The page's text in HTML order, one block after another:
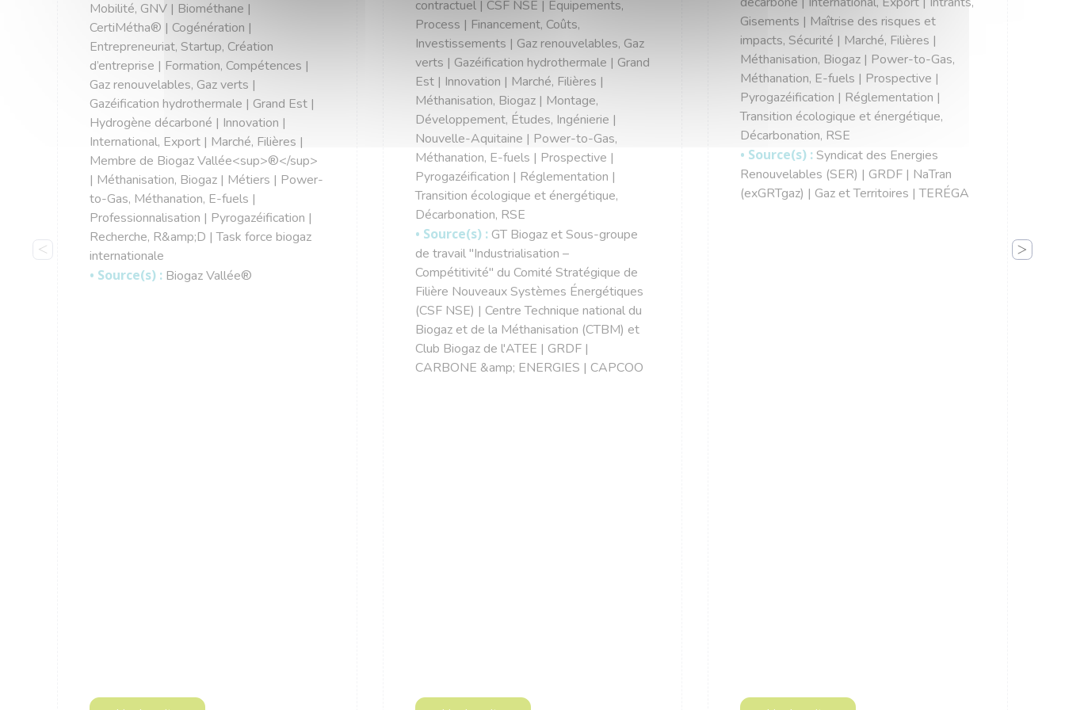
Mobilité, GNV | Biométhane |
CertiMétha® | Cogénération |
Entrepreneuriat, Startup, Création
d’entreprise | Formation, Compétences |
Gaz renouvelables, Gaz verts |
Gazéification hydrothermale | Grand Est |
Hydrogène décarboné | Innovation |
International, Export | Marché, Filières |
Membre de Biogaz Vallée<sup>®</sup>
| Méthanisation, Biogaz | Métiers | Power-
to-Gas, Méthanation, E-fuels |
Professionnalisation | Pyrogazéification |
Recherche, R&amp;D | Task force biogaz
internationale
• Source(s) : Biogaz Vallée®
contractuel | CSF NSE | Équipements,
Process | Financement, Coûts,
Investissements | Gaz renouvelables, Gaz
verts | Gazéification hydrothermale | Grand
Est | Innovation | Marché, Filières |
Méthanisation, Biogaz | Montage,
Développement, Études, Ingénierie |
Nouvelle-Aquitaine | Power-to-Gas,
Méthanation, E-fuels | Prospective |
Pyrogazéification | Réglementation |
Transition écologique et énergétique,
Décarbonation, RSE
• Source(s) : GT Biogaz et Sous-groupe
de travail "Industrialisation –
Compétitivité" du Comité Stratégique de
Filière Nouveaux Systèmes Énergétiques
(CSF NSE) | Centre Technique national du
Biogaz et de la Méthanisation (CTBM) et
Club Biogaz de l'ATEE | GRDF |
CARBONE &amp; ENERGIES | CAPCOO
Gisements | Maîtrise des risques et
impacts, Sécurité | Marché, Filières |
Méthanisation, Biogaz | Power-to-Gas,
Méthanation, E-fuels | Prospective |
Pyrogazéification | Réglementation |
Transition écologique et énergétique,
Décarbonation, RSE
• Source(s) : Syndicat des Energies
Renouvelables (SER) | GRDF | NaTran
(exGRTgaz) | Gaz et Territoires | TERÉGA